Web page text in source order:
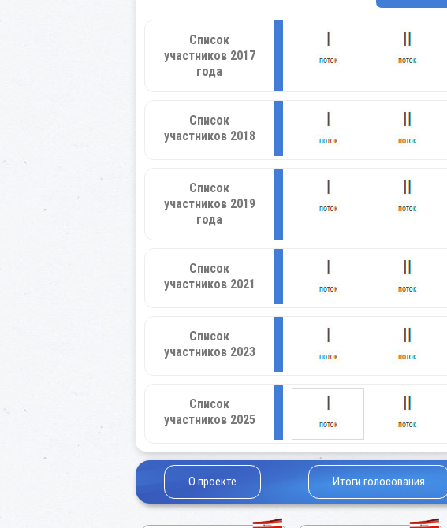
Список
участников 2017
года
Список
участников 2018
Список
участников 2019
года
Список
участников 2021
Список
участников 2023
Список
участников 2025
О проекте Итоги голосования